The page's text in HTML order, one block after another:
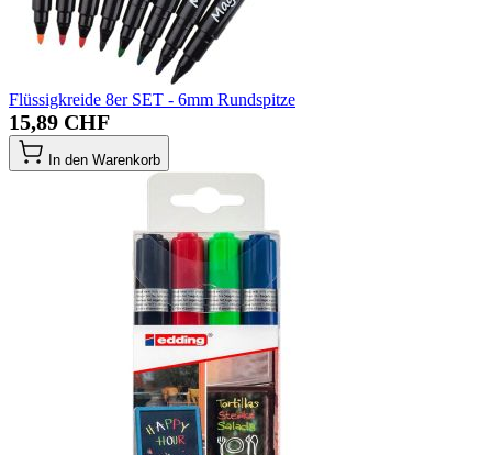
Flüssigkreide 8er SET - 6mm Rundspitze
15,89 CHF
In den Warenkorb